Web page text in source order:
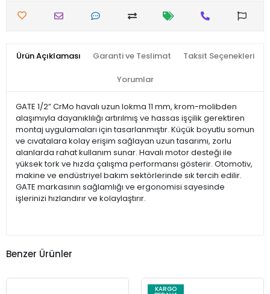
Ürün Açıklaması Garanti ve Teslimat Taksit Seçenekleri
Yorumlar
GATE 1/2” CrMo havalı uzun lokma 11 mm, krom-molibden
alaşımıyla dayanıklılığı artırılmış ve hassas işçilik gerektiren
montaj uygulamaları için tasarlanmıştır. Küçük boyutlu somun
ve cıvatalara kolay erişim sağlayan uzun tasarımı, zorlu
alanlarda rahat kullanım sunar. Havalı motor desteği ile
yüksek tork ve hızda çalışma performansı gösterir. Otomotiv,
makine ve endüstriyel bakım sektörlerinde sık tercih edilir.
GATE markasının sağlamlığı ve ergonomisi sayesinde
işlerinizi hızlandırır ve kolaylaştırır.
Benzer Ürünler
KARGO